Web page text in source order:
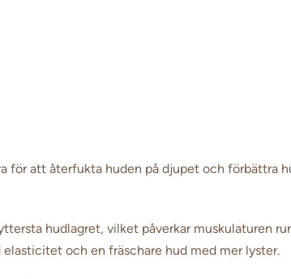
för att återfukta huden på djupet och förbättra
hudlagret, vilket påverkar muskulaturen
och en fräschare hud med mer lyster.